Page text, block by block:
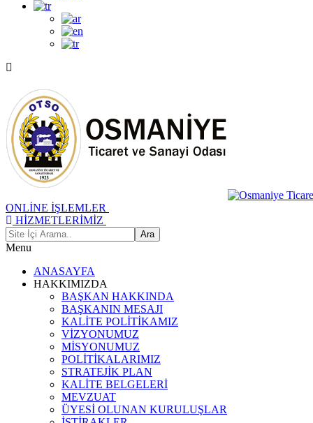
ONLİNE İŞLEMLER
HİZMETLERİMİZ
Menu
ANASAYFA
HAKKIMIZDA
BAŞKAN HAKKINDA
BAŞKANIN MESAJI
KALİTE POLİTİKAMIZ
VİZYONUMUZ
MİSYONUMUZ
POLİTİKALARIMIZ
STRATEJİK PLAN
KALİTE BELGELERİ
MEVZUAT
ÜYESİ OLUNAN KURULUŞLAR